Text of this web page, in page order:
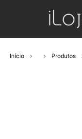
Início Produtos